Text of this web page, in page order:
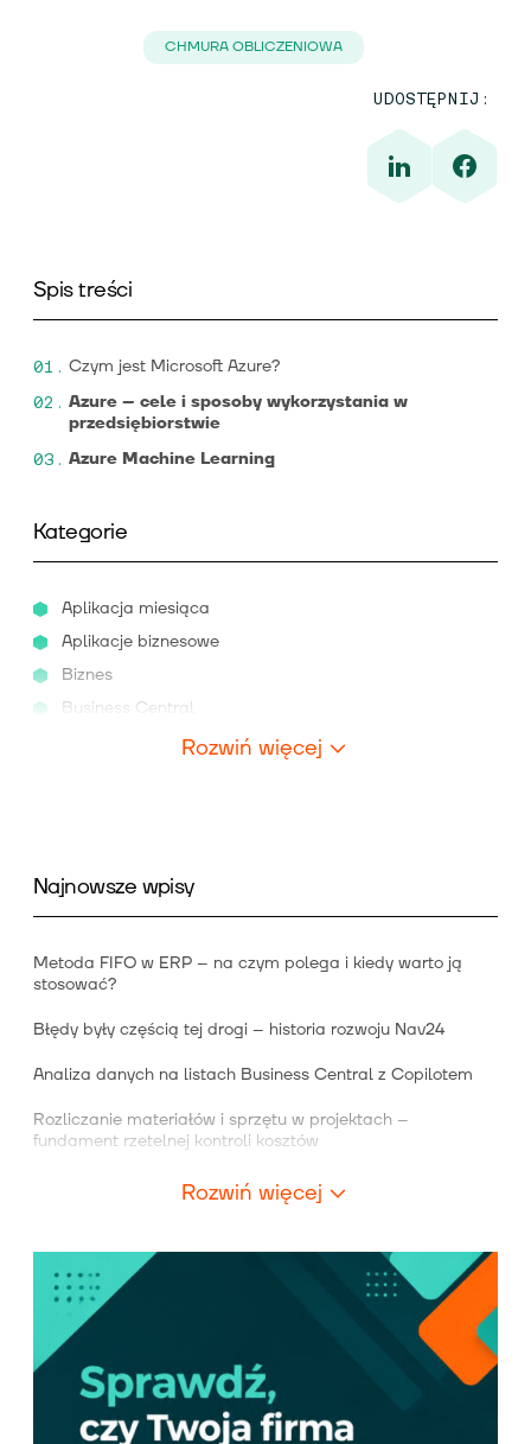
CHMURA OBLICZENIOWA
UDOSTĘPNIJ:
Spis treści
Czym jest Microsoft Azure?
Azure – cele i sposoby wykorzystania w
przedsiębiorstwie
Azure Machine Learning
Kategorie
Aplikacja miesiąca
Aplikacje biznesowe
Biznes
Business Central
Rozwiń więcej
Najnowsze wpisy
Metoda FIFO w ERP – na czym polega i kiedy warto ją
stosować?
Błędy były częścią tej drogi – historia rozwoju Nav24
Analiza danych na listach Business Central z Copilotem
Rozliczanie materiałów i sprzętu w projektach –
fundament rzetelnej kontroli kosztów
Rozwiń więcej